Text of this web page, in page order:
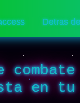
Detras
en tu